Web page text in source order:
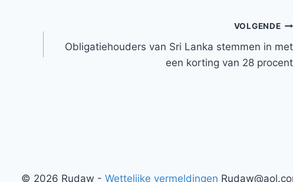
VOLGENDE
Obligatiehouders van Sri Lanka stemmen in met
een korting van 28 procent
© 2026 Rudaw - Wettelijke vermeldingen